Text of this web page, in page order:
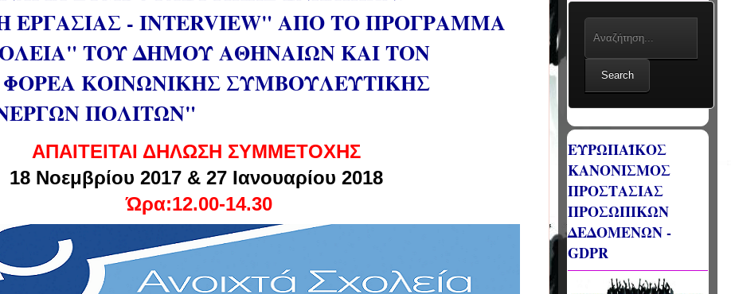
ΕΡΓΑΣΙΑΣ - INTERVIEW" ΑΠΟ ΤΟ ΠΡΟΓΡΑΜΜΑ
ΤΟΥ ΔΗΜΟΥ ΑΘΗΝΑΙΩΝ ΚΑΙ ΤΟΝ
ΚΟΙΝΩΝΙΚΗΣ ΣΥΜΒΟΥΛΕΥΤΙΚΗΣ
ΠΟΛΙΤΩΝ"
ΑΠΑΙΤΕΙΤΑΙ ΔΗΛΩΣΗ ΣΥΜΜΕΤΟΧΗΣ
18 Νοεμβρίου 2017 & 27 Ιανουαρίου 2018
Ώρα:12.00-14.30
Search
ΕΥΡΩΠΑΪΚΟΣ
ΚΑΝΟΝΙΣΜΟΣ
ΠΡΟΣΤΑΣΙΑΣ
ΠΡΟΣΩΠΙΚΩΝ
ΔΕΔΟΜΕΝΩΝ -
GDPR